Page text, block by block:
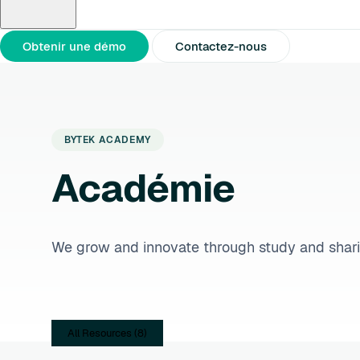
À propos de nous Partenaires Communiqués de presse
Obtenir une démo Contactez-nous
BYTEK ACADEMY
Académie
We grow and innovate through study and
All Resources (8)